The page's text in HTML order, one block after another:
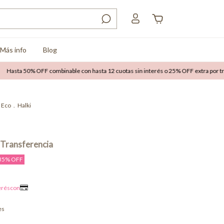
Más info Blog
50% OFF combinable con hasta 12 cuotas sin interés o 25% OFF extra por
Eco . Halki
% OFF